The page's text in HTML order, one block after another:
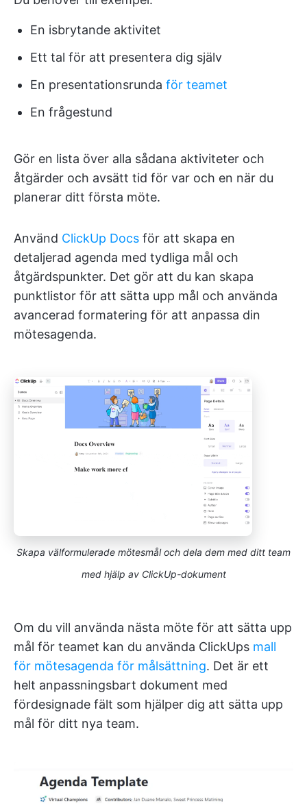
En isbrytande aktivitet
Ett tal för att presentera dig själv
En presentationsrunda för teamet
En frågestund
Gör en lista över alla sådana aktiviteter och
åtgärder och avsätt tid för var och en när du
planerar ditt första möte.
Använd ClickUp Docs för att skapa en
detaljerad agenda med tydliga mål och
åtgärdspunkter. Det gör att du kan skapa
punktlistor för att sätta upp mål och använda
avancerad formatering för att anpassa din
mötesagenda.
Skapa välformulerade mötesmål och dela dem med ditt team
med hjälp av ClickUp-dokument
Om du vill använda nästa möte för att sätta upp
mål för teamet kan du använda ClickUps mall
för mötesagenda för målsättning. Det är ett
helt anpassningsbart dokument med
fördesignade fält som hjälper dig att sätta upp
mål för ditt nya team.